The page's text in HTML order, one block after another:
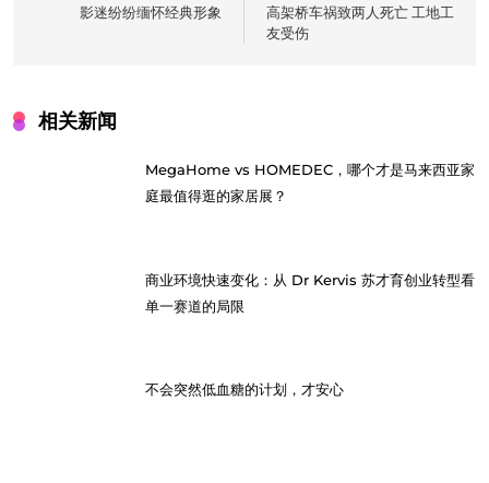
影迷纷纷缅怀经典形象
高架桥车祸致两人死亡 工地工
友受伤
相关新闻
MegaHome vs HOMEDEC，哪个才是马来西亚家
庭最值得逛的家居展？
商业环境快速变化：从 Dr Kervis 苏才育创业转型看
单一赛道的局限
不会突然低血糖的计划，才安心